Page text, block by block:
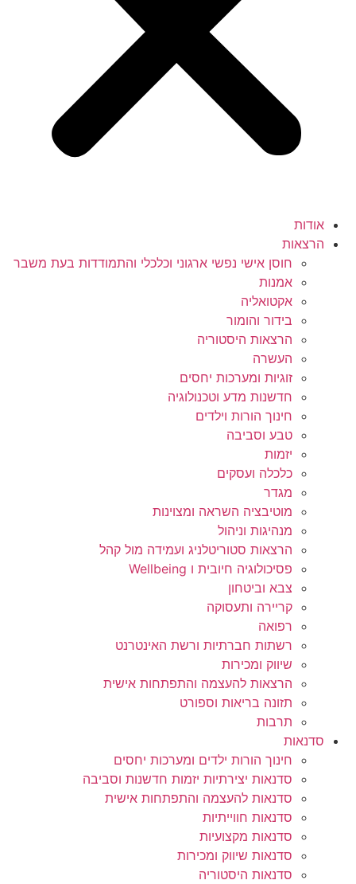
אודות
הרצאות
חוסן אישי נפשי ארגוני וכלכלי והתמודדות בעת משבר
אמנות
אקטואליה
בידור והומור
הרצאות היסטוריה
העשרה
זוגיות ומערכות יחסים
חדשנות מדע וטכנולוגיה
חינוך הורות וילדים
טבע וסביבה
יזמות
כלכלה ועסקים
מגדר
מוטיבציה השראה ומצוינות
מנהיגות וניהול
הרצאות סטוריטלניג ועמידה מול קהל
פסיכולוגיה חיובית ו Wellbeing
צבא וביטחון
קריירה ותעסוקה
רפואה
רשתות חברתיות ורשת האינטרנט
שיווק ומכירות
הרצאות להעצמה והתפתחות אישית
תזונה בריאות וספורט
תרבות
סדנאות
חינוך הורות ילדים ומערכות יחסים
סדנאות יצירתיות יזמות חדשנות וסביבה
סדנאות להעצמה והתפתחות אישית
סדנאות חווייתיות
סדנאות מקצועיות
סדנאות שיווק ומכירות
סדנאות היסטוריה